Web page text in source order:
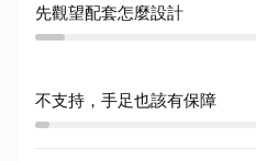
先觀望配套怎麼設計
不支持，手足也該有保障